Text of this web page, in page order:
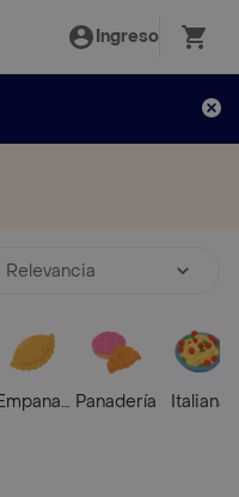
Ingreso
Relevancia
Panadería Italiana